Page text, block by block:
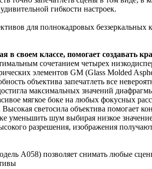
гибкости настроек.
для полнокадровых беззеркальных
своем классе, помогает создавать
сочетанием четырех
элементов GM (Glass Molded
объектива запечатлеть все
максимальных значений
мягкое боке на любых фокусных
светосила объектива помогает
уменьшить шум выбирая низкое
разрешения, изображения
A058) позволяет снимать любые